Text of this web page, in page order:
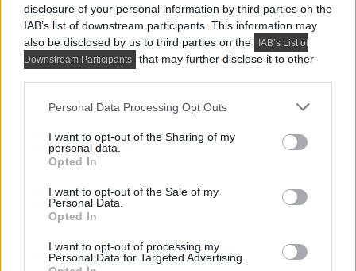
disclosure of your personal information by third parties on the
IAB’s list of downstream participants. This information may
also be disclosed by us to third parties on the
IAB’s List of
Downstream Participants
that may further disclose it to other
Please note that this website/app uses one or more Google
not limited to your visit or usage behaviour. You may click to
grant or deny consent to Google and its third-party tags to
use your data for below specified purposes in below Google
consent section.
Personal Data Processing Opt Outs
I want to opt-out of the Sharing of my
personal data.
Opted In
I want to opt-out of the Sale of my
Personal Data.
Opted In
I want to opt-out of processing my
Personal Data for Targeted Advertising.
Lithoss design villanykapcsolók
Hálószoba bútor, dekoráció
Ezek a cikkek is érdekelhetnek: